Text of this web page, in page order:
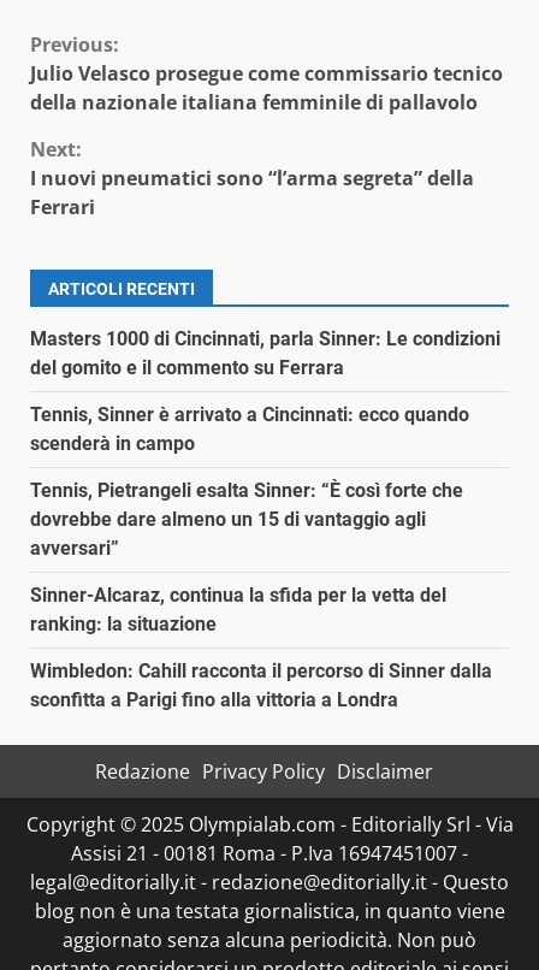
Continue
Reading
Previous:
Julio Velasco prosegue come commissario tecnico
della nazionale italiana femminile di pallavolo
Next:
I nuovi pneumatici sono “l’arma segreta” della
Ferrari
ARTICOLI RECENTI
Masters 1000 di Cincinnati, parla Sinner: Le condizioni
del gomito e il commento su Ferrara
Tennis, Sinner è arrivato a Cincinnati: ecco quando
scenderà in campo
Tennis, Pietrangeli esalta Sinner: “È così forte che
dovrebbe dare almeno un 15 di vantaggio agli
avversari”
Sinner-Alcaraz, continua la sfida per la vetta del
ranking: la situazione
Wimbledon: Cahill racconta il percorso di Sinner dalla
sconfitta a Parigi fino alla vittoria a Londra
Redazione Privacy Policy Disclaimer
Copyright © 2025 Olympialab.com - Editorially Srl - Via
Assisi 21 - 00181 Roma - P.Iva 16947451007 -
legal@editorially.it - redazione@editorially.it - Questo
blog non è una testata giornalistica, in quanto viene
aggiornato senza alcuna periodicità. Non può